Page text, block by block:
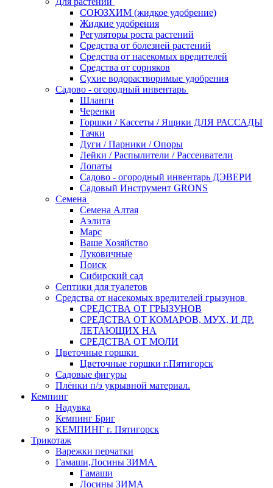
СОЮЗХИМ (жидкое удобрение)
Жидкие удобрения
Регуляторы роста растений
Средства от болезней растений
Средства от насекомых вредителей
Средства от сорняков
Сухие водорастворимые удобрения
Садово - огородный инвентарь
Шланги
Черенки
Горшки / Кассеты / Ящики ДЛЯ РАССАДЫ
Тачки
Дуги / Парники / Опоры
Лейки / Распылители / Рассеиватели
Лопаты
Садово - огородный инвентарь ДЭВЕРИ
Садовый Инструмент GRONS
Семена
Семена Алтая
Аэлита
Марс
Ваше Хозяйство
Луковичные
Поиск
Сибирский сад
Септики для туалетов
Средства от насекомых вредителей грызунов
СPEДСТВА ОТ ГРЫЗУНОВ
СРЕДСТВА ОТ КОМАРОВ, МУХ, И ДР.
ЛЕТАЮЩИХ НА
СРЕДСТВА ОТ МОЛИ
Цветочные горшки
Цветочные горшки г.Пятигорск
Садовые фигуры
Плёнки п/э укрывной материал.
Кемпинг
Надувка
Кемпинг Бриг
КЕМПИНГ г. Пятигорск
Трикотаж
Варежки перчатки
Гамаши,Лосины ЗИМА
Гамаши
Лосины ЗИМА